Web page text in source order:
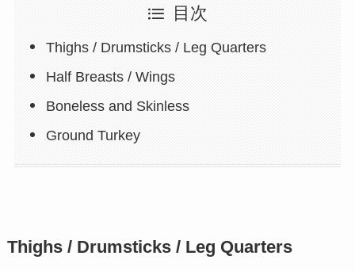
目次
Thighs / Drumsticks / Leg Quarters
Half Breasts / Wings
Boneless and Skinless
Ground Turkey
Thighs / Drumsticks / Leg Quarters